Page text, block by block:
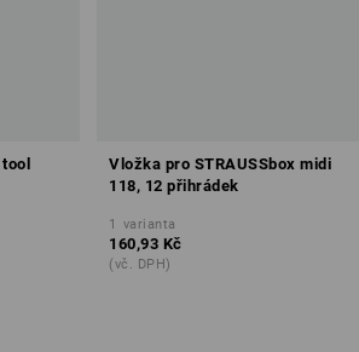
Vložka pro STRAUSSbox midi
118, 12 přihrádek
1 varianta
160,93 Kč
(vč. DPH)